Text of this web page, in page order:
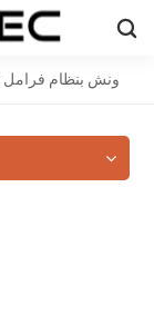
ونش بنظام فرامل